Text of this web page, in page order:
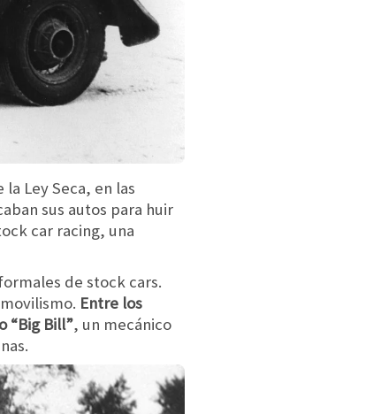
la Ley Seca, en las
sus autos para huir
car racing, una
de stock cars.
Entre los
“Big Bill”, un mecánico